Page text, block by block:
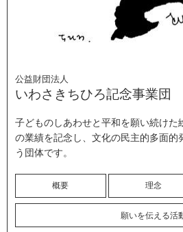
公益財団法人
いわさきちひろ記念事業団
子どものしあわせと平和を願い続けた
の業績を記念し、文化の民主的多面的
う団体です。
概要 理念
願いを伝える活